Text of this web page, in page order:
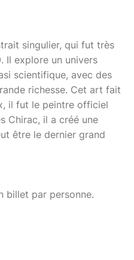
singulier, qui fut très
Il explore un univers
scientifique, avec des
richesse. Cet art fait
il fut le peintre officiel
Chirac, il a créé une
être le dernier grand
billet par personne.